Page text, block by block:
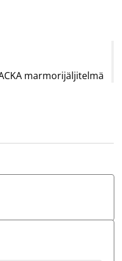
marmorijäljitelmä